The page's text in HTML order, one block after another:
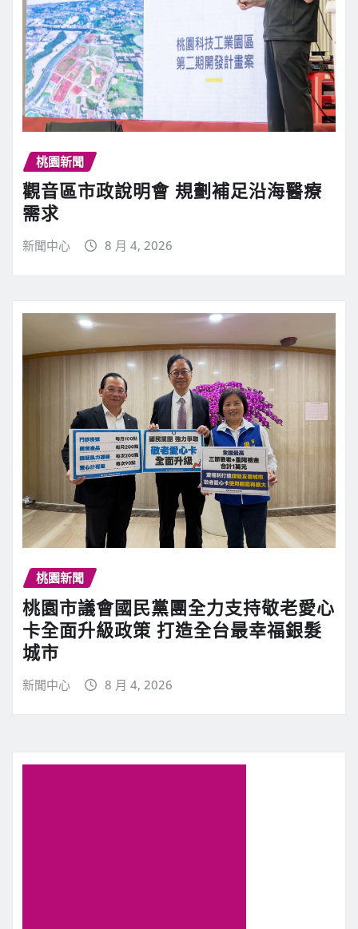
桃園新聞
觀音區市政說明會 規劃補足沿海醫療
需求
新聞中心 8 月 4, 2026
桃園新聞
桃園市議會國民黨團全力支持敬老愛心
卡全面升級政策 打造全台最幸福銀髮
城市
新聞中心 8 月 4, 2026